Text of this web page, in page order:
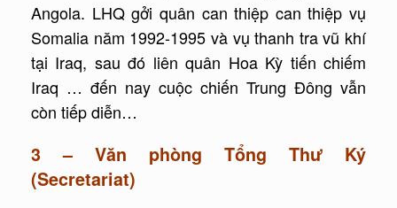
Angola. LHQ gởi quân can thiệp can thiệp vụ
Somalia năm 1992-1995 và vụ thanh tra vũ khí
tại Iraq, sau đó liên quân Hoa Kỳ tiến chiếm
Iraq … đến nay cuộc chiến Trung Đông vẫn
còn tiếp diễn…
3 – Văn phòng Tổng Thư Ký
(Secretariat)